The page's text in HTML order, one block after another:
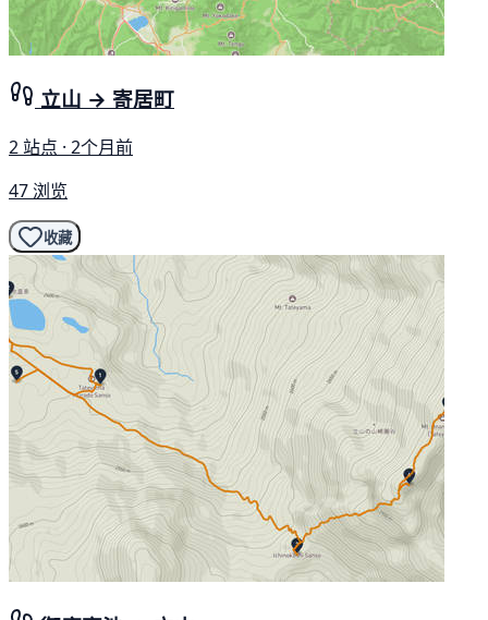
立山 → 寄居町
2 站点 · 2个月前
47 浏览
收藏